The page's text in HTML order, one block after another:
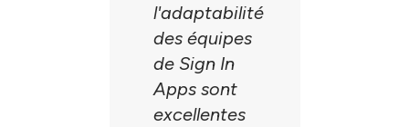
l'adaptabilité
des équipes
de Sign In
Apps sont
excellentes